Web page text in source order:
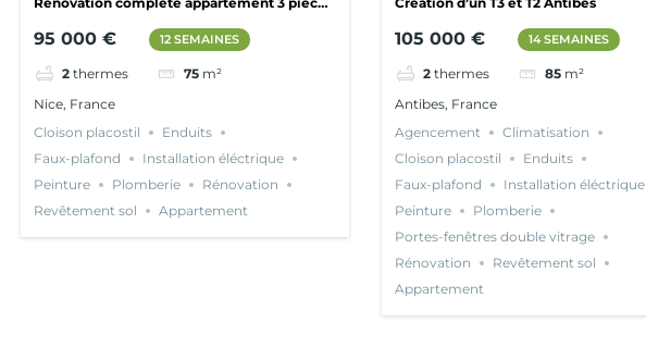
95 000 € 12 SEMAINES
2 thermes 75 m²
Nice, France
Cloison placostil
Enduits
Faux-plafond
Installation éléctrique
Peinture
Plomberie
Rénovation
Revêtement sol
Appartement
105 000 € 14 SEMAINES
2 thermes 85 m²
Antibes, France
Agencement
Climatisation
Cloison placostil
Enduits
Faux-plafond
Installation éléctrique
Peinture
Plomberie
Portes-fenêtres double vitrage
Rénovation
Revêtement sol
Appartement